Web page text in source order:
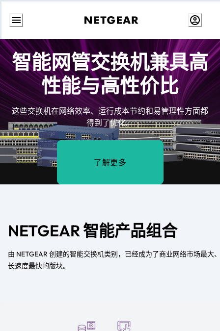
跳
转
至
内
容
智能网管交换机兼具高
性能与高性价比
这些交换机在网络效率、运行成本节约和易管理性方面都
得到了优化。
了解更多
NETGEAR 智能产品组合
由 NETGEAR 创建的智能交换机类别，已经成为了商业网络市场最大
长速度最快的版块。